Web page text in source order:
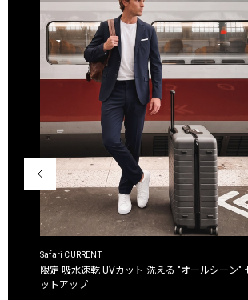
Safari CURRENT
限定 吸水速乾 UVカット 洗える "オールシーン"
ットアップ